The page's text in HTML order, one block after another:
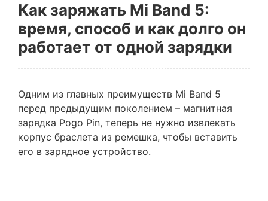
Как заряжать Mi Band 5:
время, способ и как долго он
работает от одной зарядки
Одним из главных преимуществ Mi Band 5
перед предыдущим поколением – магнитная
зарядка Pogo Pin, теперь не нужно извлекать
корпус браслета из ремешка, чтобы вставить
его в зарядное устройство.